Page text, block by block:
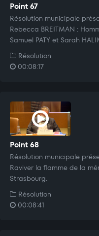
Point 67
Résolution municipale
Rebecca BREITMAN :
Samuel PATY et Sarah
Résolution
00:08:17
Point 68
Résolution municipale
Raviver la flamme de la
Strasbourg.
Résolution
00:08:41